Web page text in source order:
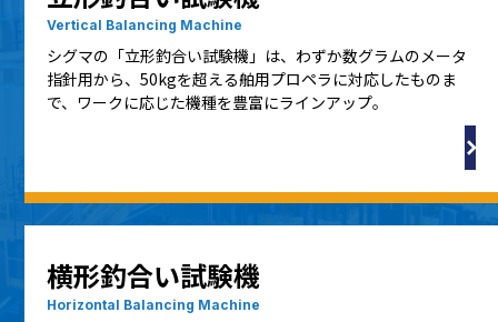
Vertical Balancing Machine
シグマの「立形釣合い試験機」は、わずか数グラムのメータ
指針用から、50kgを超える舶用プロペラに対応したものま
で、ワークに応じた機種を豊富にラインアップ。
横形釣合い試験機
Horizontal Balancing Machine